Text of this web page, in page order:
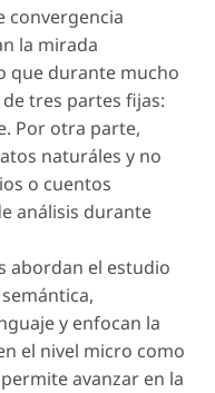
convergencia
la mirada
que durante mucho
tres partes fijas:
Por otra parte,
naturáles y no
o cuentos
análisis durante
abordan el estudio
y enfocan la
el nivel micro como
avanzar en la